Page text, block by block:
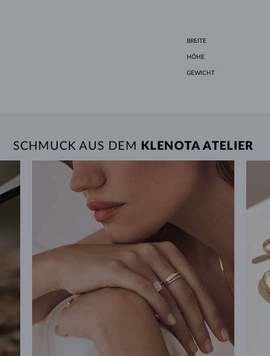
BREITE
HÖHE
GEWICHT
SCHMUCK AUS DEM KLENOTA ATELIER